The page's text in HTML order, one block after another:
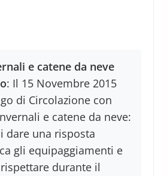
e catene da neve
: Il 15 Novembre 2015
di Circolazione con
e catene da neve:
dare una risposta
gli equipaggiamenti e
durante il